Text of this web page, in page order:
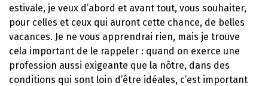
estivale, je veux d’abord et avant tout, vous souhaiter,
pour celles et ceux qui auront cette chance, de belles
vacances. Je ne vous apprendrai rien, mais je trouve
cela important de le rappeler : quand on exerce une
profession aussi exigeante que la nôtre, dans des
conditions qui sont loin d’être idéales, c’est important